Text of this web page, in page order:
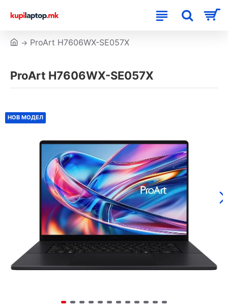
ProArt H7606WX-SE057X
ProArt H7606WX-SE057X
НОВ МОДЕЛ
НОВ МОДЕЛ